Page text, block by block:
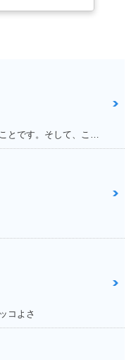
満足ポイント:満足している点は燃費がいいことです。そして、この赤色がこだわりポイントです！
コよさ